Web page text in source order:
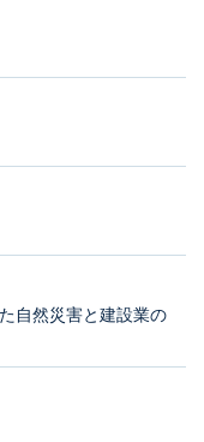
自然災害と建設業の